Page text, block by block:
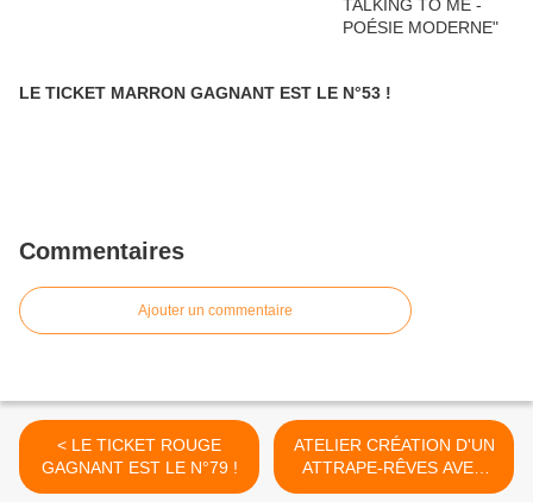
LE TICKET MARRON GAGNANT EST LE N°53 !
Commentaires
Ajouter un commentaire
< LE TICKET ROUGE
GAGNANT EST LE N°79 !
ATELIER CRÉATION D'UN
ATTRAPE-RÊVES AVEC
AZALÉE COLLECTION -